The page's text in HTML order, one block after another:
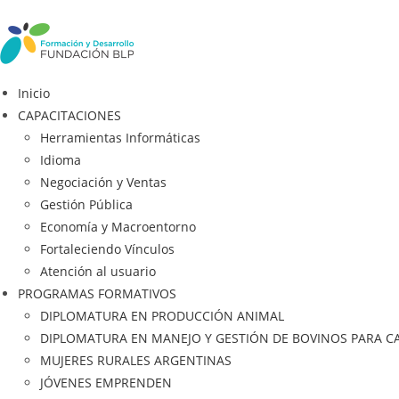
Inicio
CAPACITACIONES
Herramientas Informáticas
Idioma
Negociación y Ventas
Gestión Pública
Economía y Macroentorno
Fortaleciendo Vínculos
Atención al usuario
PROGRAMAS FORMATIVOS
DIPLOMATURA EN PRODUCCIÓN ANIMAL
DIPLOMATURA EN MANEJO Y GESTIÓN DE BOVINOS PARA
MUJERES RURALES ARGENTINAS
JÓVENES EMPRENDEN